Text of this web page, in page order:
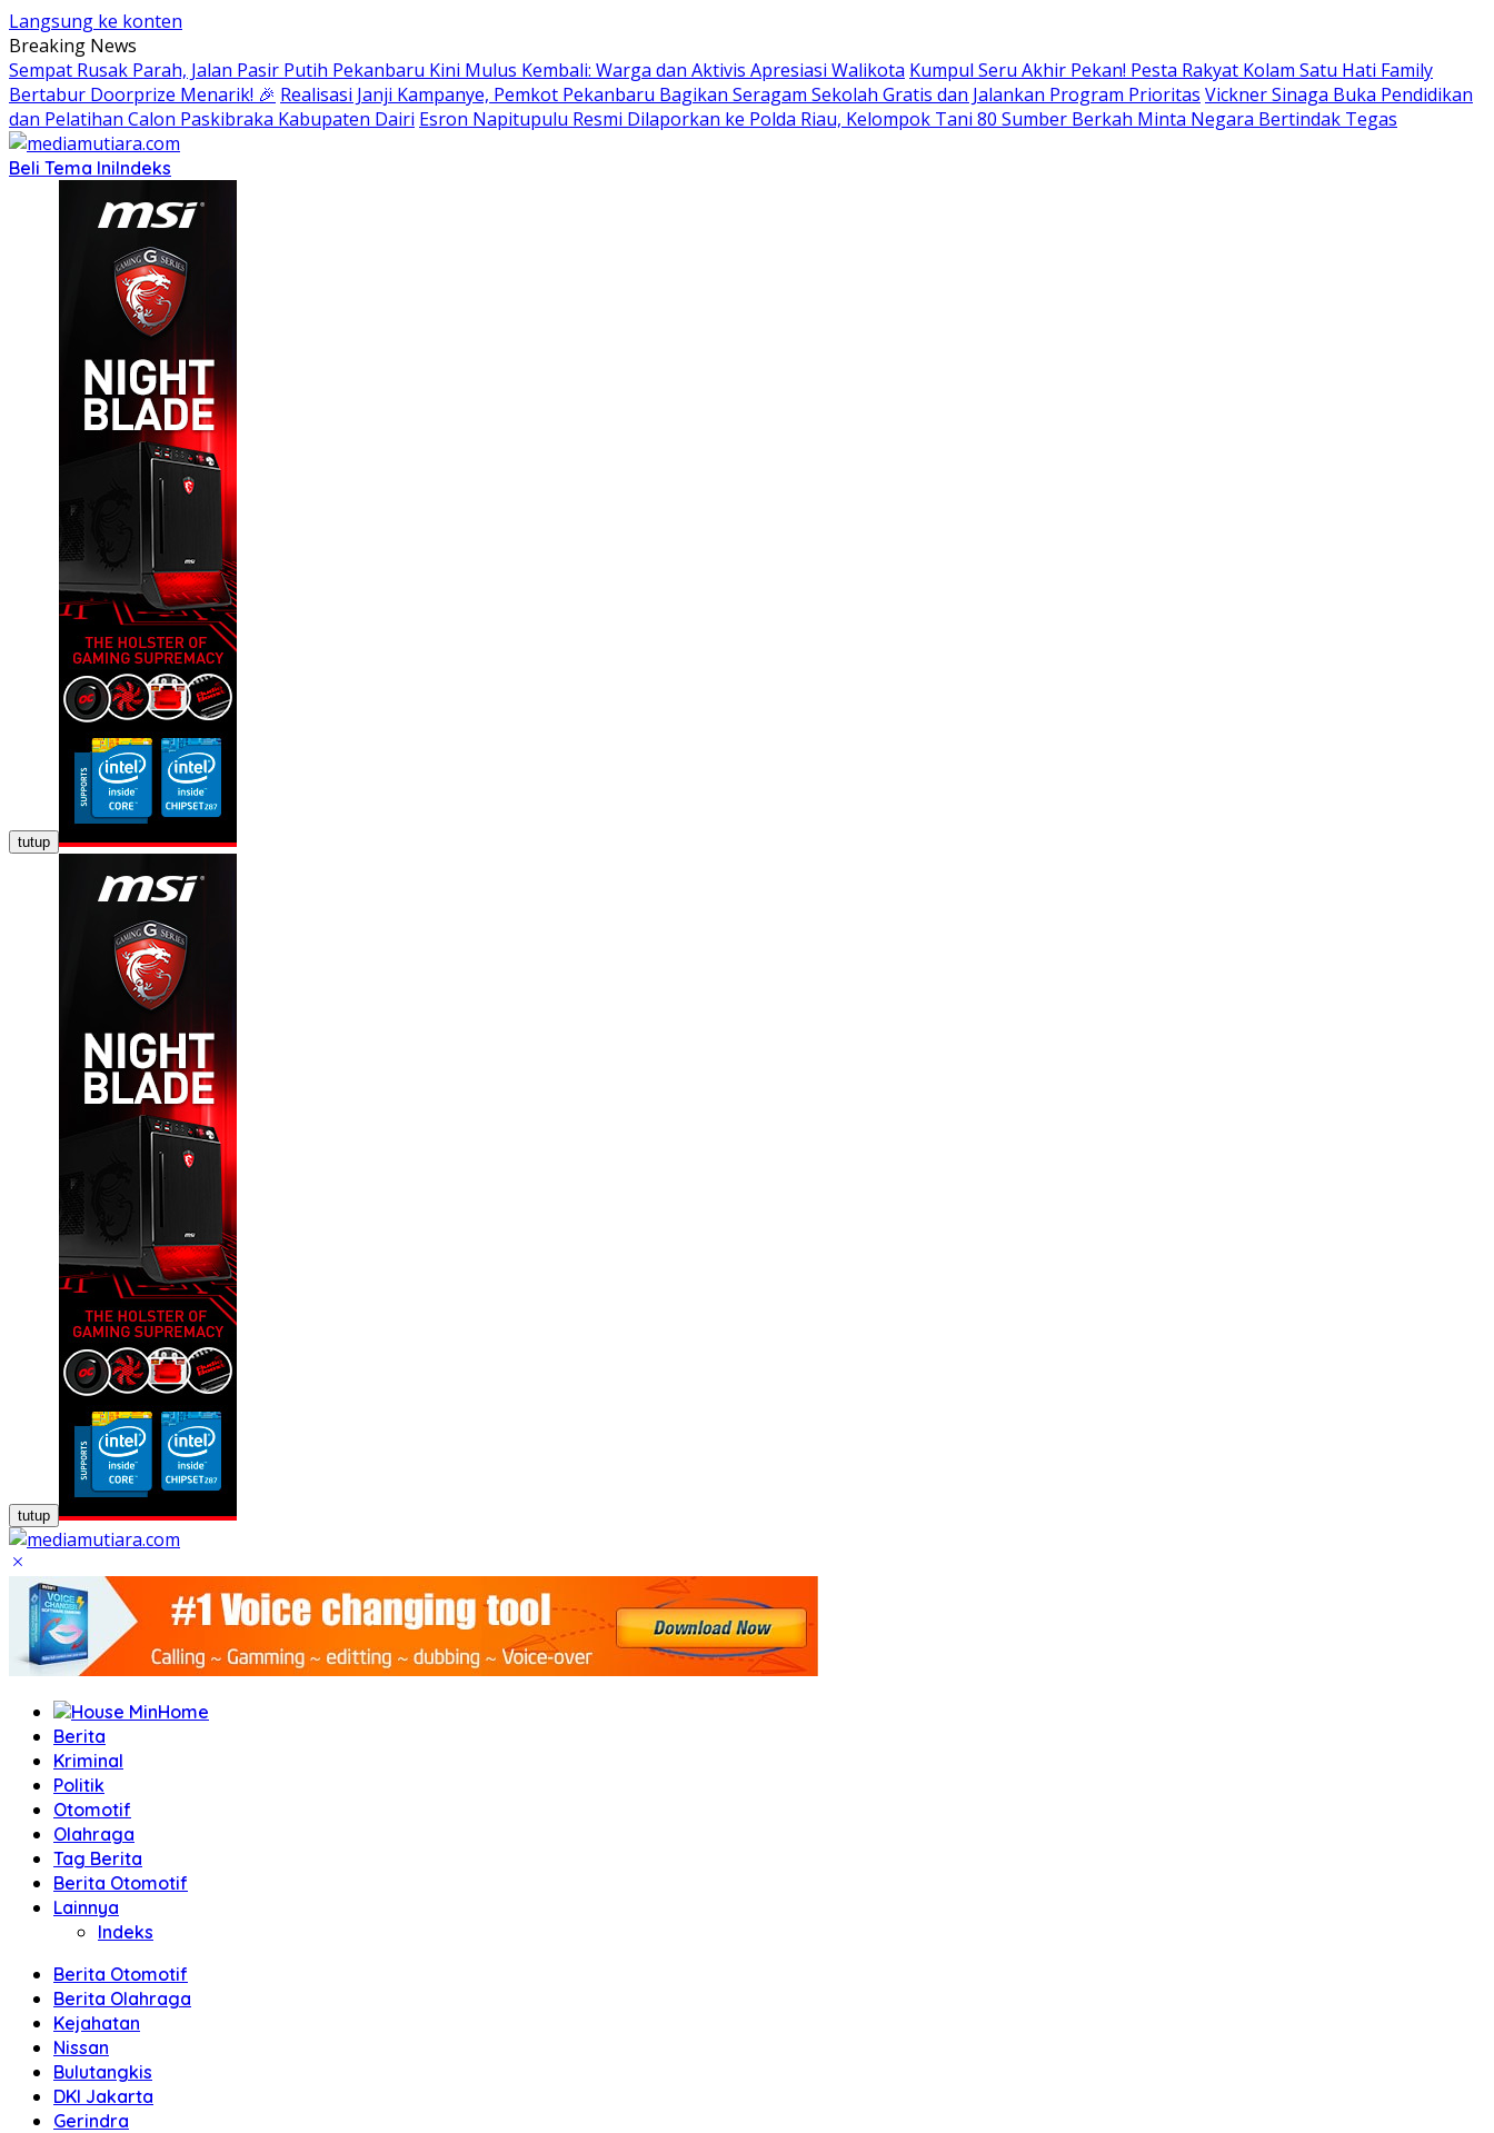
Langsung ke konten
Breaking News
Sempat Rusak Parah, Jalan Pasir Putih Pekanbaru Kini Mulus Kembali: Warga dan Aktivis Apresiasi Walikota Kumpul Seru Akhir Pekan! Pesta Rakyat Kolam Satu Hati Family
Bertabur Doorprize Menarik! 🎉 Realisasi Janji Kampanye, Pemkot Pekanbaru Bagikan Seragam Sekolah Gratis dan Jalankan Program Prioritas Vickner Sinaga Buka Pendidikan
dan Pelatihan Calon Paskibraka Kabupaten Dairi Esron Napitupulu Resmi Dilaporkan ke Polda Riau, Kelompok Tani 80 Sumber Berkah Minta Negara Bertindak Tegas
Beli Tema IniIndeks
tutup
tutup
Home
Berita
Kriminal
Politik
Otomotif
Olahraga
Tag Berita
Berita Otomotif
Lainnya
Indeks
Berita Otomotif
Berita Olahraga
Kejahatan
Nissan
Bulutangkis
DKI Jakarta
Gerindra